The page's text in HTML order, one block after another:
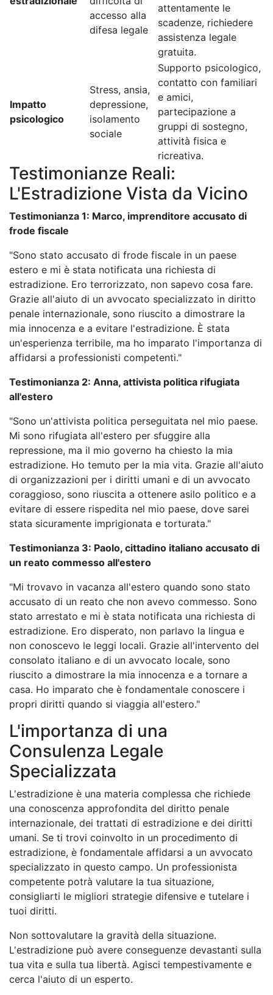
accesso alla
difesa legale
attentamente le
scadenze, richiedere
assistenza legale
gratuita.
Impatto
psicologico
Stress, ansia,
depressione,
isolamento
sociale
Supporto psicologico,
contatto con familiari
e amici,
partecipazione a
gruppi di sostegno,
attività fisica e
ricreativa.
Testimonianze Reali:
L'Estradizione Vista da Vicino
Testimonianza 1: Marco, imprenditore accusato di
frode fiscale
"Sono stato accusato di frode fiscale in un paese
estero e mi è stata notificata una richiesta di
estradizione. Ero terrorizzato, non sapevo cosa fare.
Grazie all'aiuto di un avvocato specializzato in diritto
penale internazionale, sono riuscito a dimostrare la
mia innocenza e a evitare l'estradizione. È stata
un'esperienza terribile, ma ho imparato l'importanza di
affidarsi a professionisti competenti."
Testimonianza 2: Anna, attivista politica rifugiata
all'estero
"Sono un'attivista politica perseguitata nel mio paese.
Mi sono rifugiata all'estero per sfuggire alla
repressione, ma il mio governo ha chiesto la mia
estradizione. Ho temuto per la mia vita. Grazie all'aiuto
di organizzazioni per i diritti umani e di un avvocato
coraggioso, sono riuscita a ottenere asilo politico e a
evitare di essere rispedita nel mio paese, dove sarei
stata sicuramente imprigionata e torturata."
Testimonianza 3: Paolo, cittadino italiano accusato di
un reato commesso all'estero
"Mi trovavo in vacanza all'estero quando sono stato
accusato di un reato che non avevo commesso. Sono
stato arrestato e mi è stata notificata una richiesta di
estradizione. Ero disperato, non parlavo la lingua e
non conoscevo le leggi locali. Grazie all'intervento del
consolato italiano e di un avvocato locale, sono
riuscito a dimostrare la mia innocenza e a tornare a
casa. Ho imparato che è fondamentale conoscere i
propri diritti quando si viaggia all'estero."
L'importanza di una
Consulenza Legale
Specializzata
L'estradizione è una materia complessa che richiede
una conoscenza approfondita del diritto penale
internazionale, dei trattati di estradizione e dei diritti
umani. Se ti trovi coinvolto in un procedimento di
estradizione, è fondamentale affidarsi a un avvocato
specializzato in questo campo. Un professionista
competente potrà valutare la tua situazione,
consigliarti le migliori strategie difensive e tutelare i
tuoi diritti.
Non sottovalutare la gravità della situazione.
L'estradizione può avere conseguenze devastanti sulla
tua vita e sulla tua libertà. Agisci tempestivamente e
cerca l'aiuto di un esperto.